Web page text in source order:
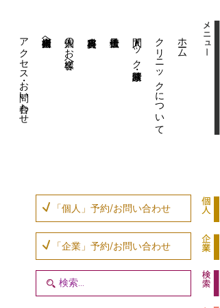
アクセス・お問い合わせ 企業内担当者様へ 個人のお客様へ 人間ドック・健康診断 クリニックについて ホーム
「個人」予約/お問い合わせ
「企業」予約/お問い合わせ